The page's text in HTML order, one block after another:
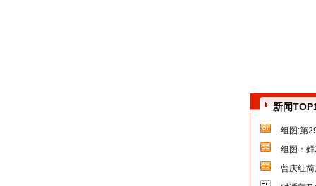
新闻
组图:第
组图：鲜
曾庆红